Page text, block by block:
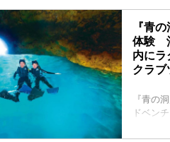
『青
体験
内に
クラブ
『青の
ドベン
込なら